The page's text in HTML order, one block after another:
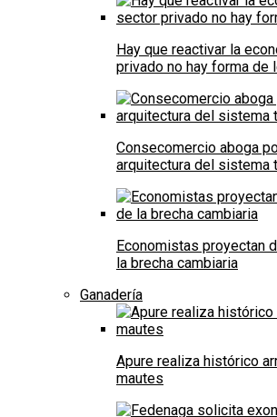
Hay que reactivar la
privado no hay forma de
Consecomercio aboga
arquitectura del sistema
Economistas proyectan
la brecha cambiaria
Ganadería
Apure realiza histórico
mautes